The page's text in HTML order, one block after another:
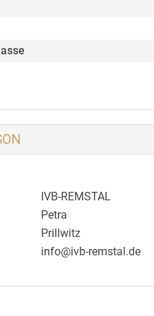
beruhen auf Mitteilungen
Besichtigung und
Ihre vollständige
IVB-REMSTAL
Petra
Prillwitz
info@ivb-remstal.de